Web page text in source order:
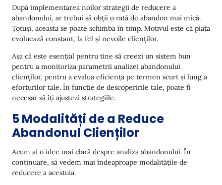
După implementarea noilor strategii de reducere a
abandonului, ar trebui să obții o rată de abandon mai mică.
Totuși, aceasta se poate schimba în timp. Motivul este că piața
evoluează constant, la fel și nevoile clienților.
Așa că este esențial pentru tine să creezi un sistem bun
pentru a monitoriza parametrii analizei abandonului
clienților, pentru a evalua eficiența pe termen scurt și lung a
eforturilor tale. În funcție de descoperirile tale, poate fi
necesar să îți ajustezi strategiile.
5 Modalități de a Reduce
Abandonul Clienților
Acum ai o idee mai clară despre analiza abandonului. În
continuare, să vedem mai îndeaproape modalitățile de
reducere a acestuia.